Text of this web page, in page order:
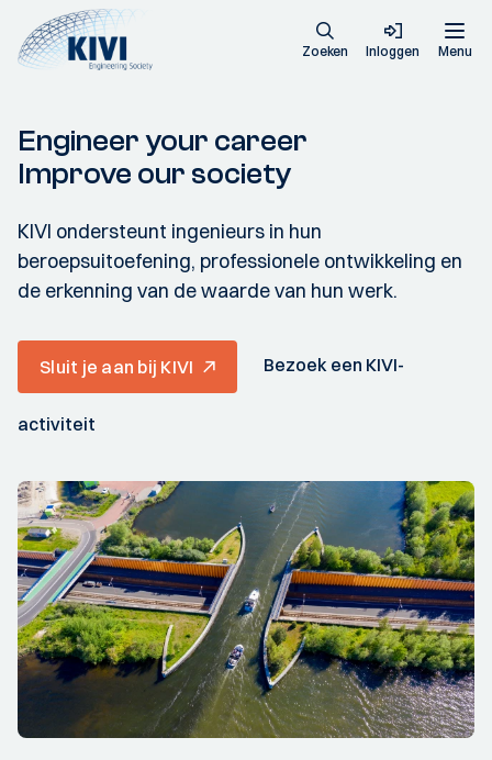
Zoeken Inloggen Menu
Engineer your career
Improve our society
KIVI ondersteunt ingenieurs in hun
beroepsuitoefening, professionele ontwikkeling en
de erkenning van de waarde van hun werk.
Sluit je aan bij KIVI Bezoek een KIVI-
activiteit